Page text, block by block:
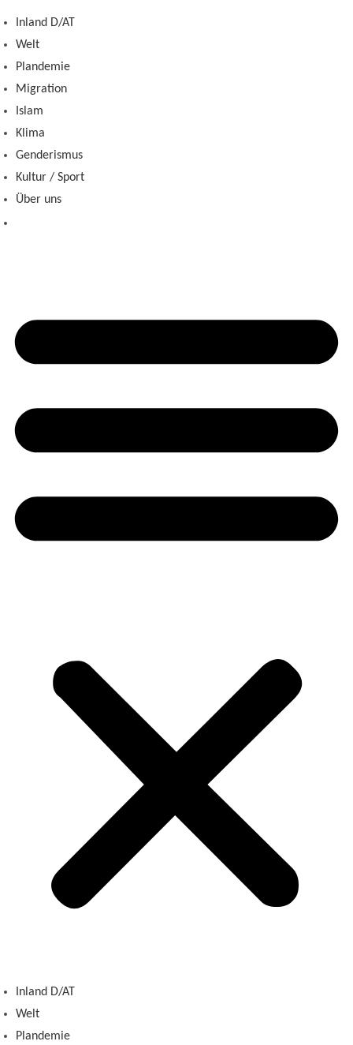
Zum
Inhalt
springen
Inland D/AT
Welt
Plandemie
Migration
Islam
Klima
Genderismus
Kultur / Sport
Über uns
Inland D/AT
Welt
Plandemie